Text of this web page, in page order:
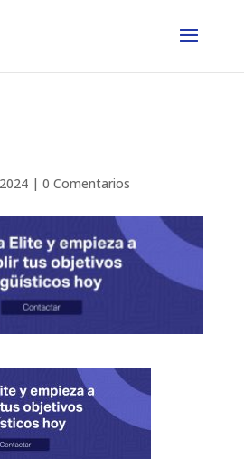
| 0 Comentarios